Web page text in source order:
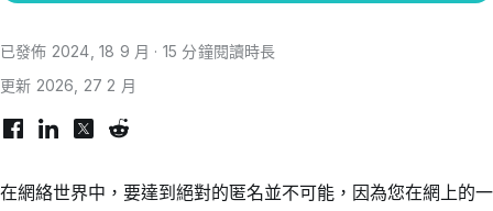
已發佈 2024, 18 9 月 · 15 分鐘閱讀時長
更新 2026, 27 2 月
在網絡世界中，要達到絕對的匿名並不可能，因為您在網上的一